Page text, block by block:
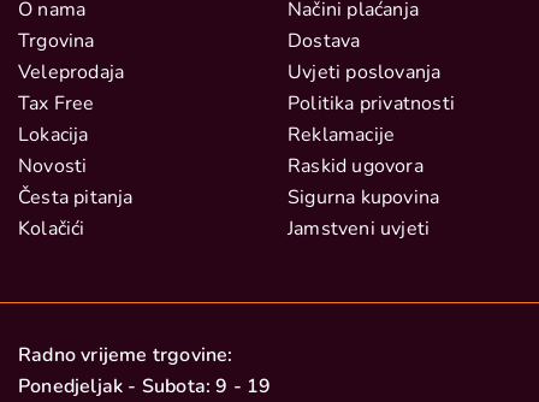
O nama
Trgovina
Veleprodaja
Tax Free
Lokacija
Novosti
Česta pitanja
Kolačići
Načini plaćanja
Dostava
Uvjeti poslovanja
Politika privatnosti
Reklamacije
Raskid ugovora
Sigurna kupovina
Jamstveni uvjeti
Radno vrijeme trgovine:
Ponedjeljak - Subota: 9 - 19